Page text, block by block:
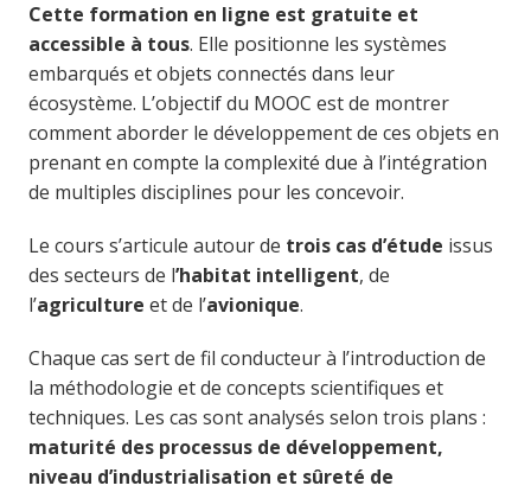
Cette formation en ligne est gratuite et
accessible à tous. Elle positionne les systèmes
embarqués et objets connectés dans leur
écosystème. L’objectif du MOOC est de montrer
comment aborder le développement de ces objets en
prenant en compte la complexité due à l’intégration
de multiples disciplines pour les concevoir.
Le cours s’articule autour de trois cas d’étude issus
des secteurs de l’habitat intelligent, de
l’agriculture et de l’avionique.
Chaque cas sert de fil conducteur à l’introduction de
la méthodologie et de concepts scientifiques et
techniques. Les cas sont analysés selon trois plans :
maturité des processus de développement,
niveau d’industrialisation et sûreté de